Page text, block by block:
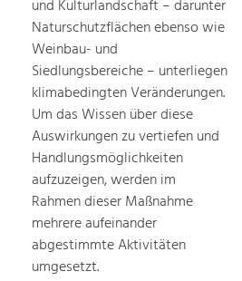
Added.
und Kulturlandschaft – darunter
Naturschutzflächen ebenso wie
Weinbau- und
Siedlungsbereiche – unterliegen
klimabedingten Veränderungen.
Um das Wissen über diese
Auswirkungen zu vertiefen und
Handlungsmöglichkeiten
aufzuzeigen, werden im
Rahmen dieser Maßnahme
mehrere aufeinander
abgestimmte Aktivitäten
umgesetzt.